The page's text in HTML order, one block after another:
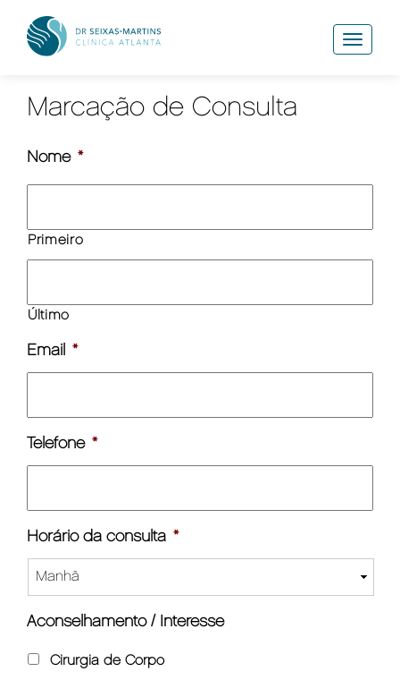
T
o
a
i
Marcação de Consulta
Nome *
Primeiro
Último
Email *
Telefone *
Horário da consulta *
Aconselhamento / Interesse
Cirurgia de Corpo